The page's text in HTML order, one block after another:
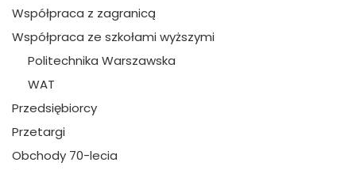
Współpraca z zagranicą
Współpraca ze szkołami wyższymi
Politechnika Warszawska
WAT
Przedsiębiorcy
Przetargi
Obchody 70-lecia